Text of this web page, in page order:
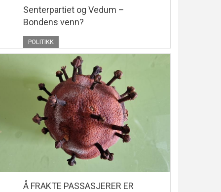
Senterpartiet og Vedum –
Bondens venn?
POLITIKK
Å FRAKTE PASSASJERER ER